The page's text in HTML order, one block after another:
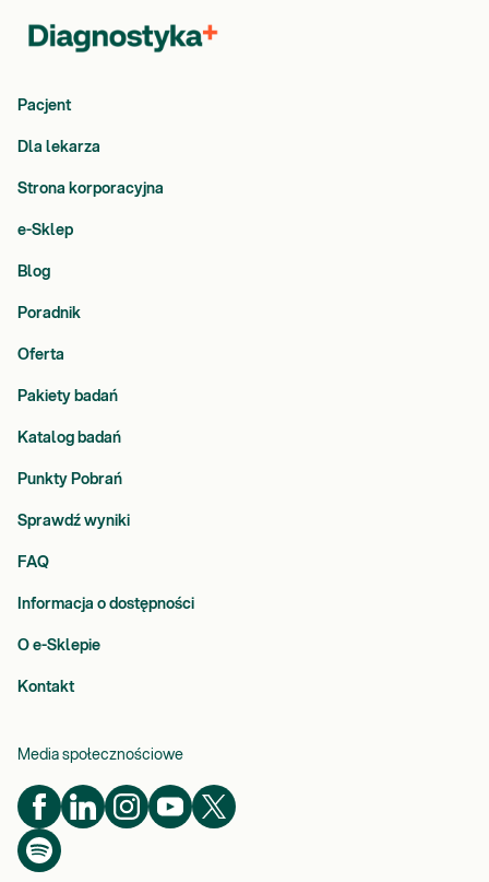
Pacjent
Dla lekarza
Strona korporacyjna
e-Sklep
Blog
Poradnik
Oferta
Pakiety badań
Katalog badań
Punkty Pobrań
Sprawdź wyniki
FAQ
Informacja o dostępności
O e-Sklepie
Kontakt
Media społecznościowe